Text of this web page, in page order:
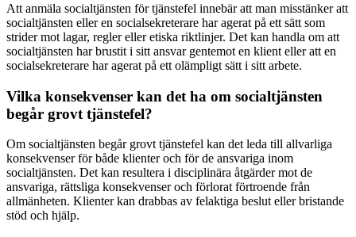
Att anmäla socialtjänsten för tjänstefel innebär att man misstänker att
socialtjänsten eller en socialsekreterare har agerat på ett sätt som
strider mot lagar, regler eller etiska riktlinjer. Det kan handla om att
socialtjänsten har brustit i sitt ansvar gentemot en klient eller att en
socialsekreterare har agerat på ett olämpligt sätt i sitt arbete.
Vilka konsekvenser kan det ha om socialtjänsten
begår grovt tjänstefel?
Om socialtjänsten begår grovt tjänstefel kan det leda till allvarliga
konsekvenser för både klienter och för de ansvariga inom
socialtjänsten. Det kan resultera i disciplinära åtgärder mot de
ansvariga, rättsliga konsekvenser och förlorat förtroende från
allmänheten. Klienter kan drabbas av felaktiga beslut eller bristande
stöd och hjälp.